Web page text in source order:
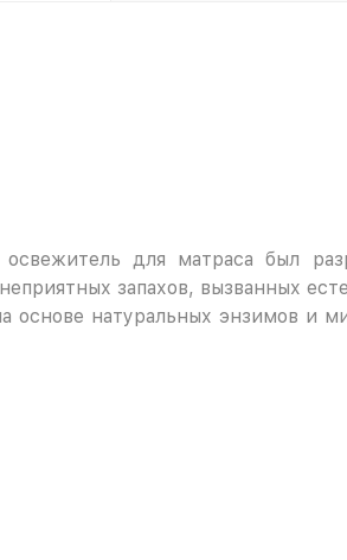
для матраса был
запахов, вызванных
натуральных энзимов и